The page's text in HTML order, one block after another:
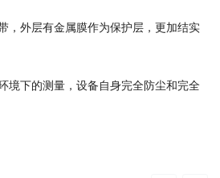
，外层有金属膜作为保护层，更加结实
境下的测量，设备自身完全防尘和完全